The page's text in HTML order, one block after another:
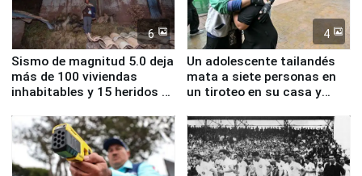
6
Sismo de magnitud 5.0 deja
más de 100 viviendas
inhabitables y 15 heridos en
4
Un adolescente tailandés
mata a siete personas en
un tiroteo en su casa y